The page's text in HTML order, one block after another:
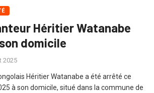
Héritier Watanabe
domicile
2025
Héritier Watanabe a été arrêté ce
à son domicile, situé dans la commune de